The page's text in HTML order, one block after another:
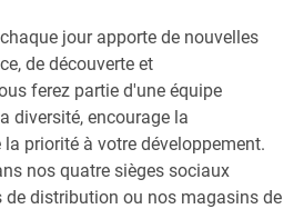
jour apporte de nouvelles
de découverte et
ferez partie d'une équipe
diversité, encourage la
priorité à votre développement.
nos quatre sièges sociaux
de distribution ou nos magasins de